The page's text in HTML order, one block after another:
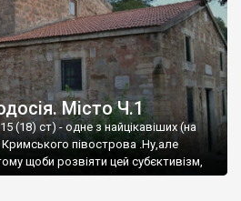
Місто Ч.1
(18) ст) - одне з найцікавіших (на
півострова .Ну,але
щоби розвіяти цей субєктивізм,